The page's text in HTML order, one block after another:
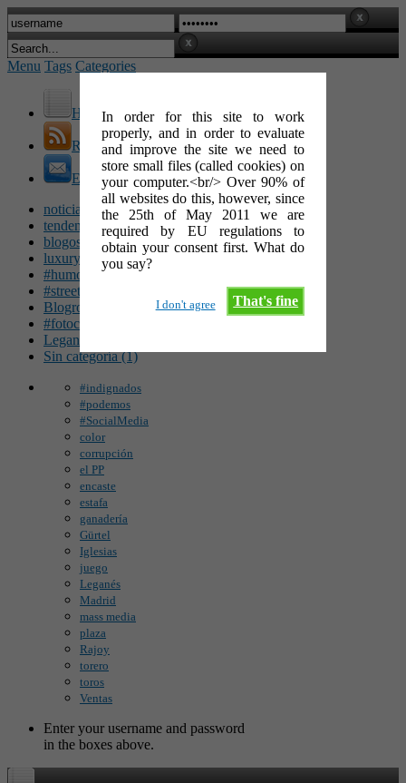
In order for this site to work
properly, and in order to evaluate
and improve the site we need to
store small files (called cookies) on
your computer.<br/> Over 90% of
all websites do this, however, since
the 25th of May 2011 we are
required by EU regulations to
obtain your consent first. What do
you say?
That's fine
I don't agree
Menu Tags Categories
Home
RSS Feed
E-Mail
noticias (142)
tendencias (100)
blogosfera (62)
luxury (49)
#humor (47)
#streetart (34)
Blogroll (26)
#fotocinéfila (25)
Leganés (16)
Sin categoría (1)
#indignados
#podemos
#SocialMedia
color
corrupción
el PP
encaste
estafa
ganadería
Gürtel
Iglesias
juego
Leganés
Madrid
mass media
plaza
Rajoy
torero
toros
Ventas
Enter your username and password
in the boxes above.